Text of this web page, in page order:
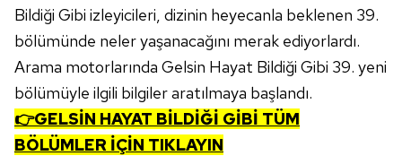
Bildiği Gibi izleyicileri, dizinin heyecanla beklenen 39.
bölümünde neler yaşanacağını merak ediyorlardı.
Arama motorlarında Gelsin Hayat Bildiği Gibi 39. yeni
bölümüyle ilgili bilgiler aratılmaya başlandı.
👉GELSİN HAYAT BİLDİĞİ GİBİ TÜM
BÖLÜMLER İÇİN TIKLAYIN